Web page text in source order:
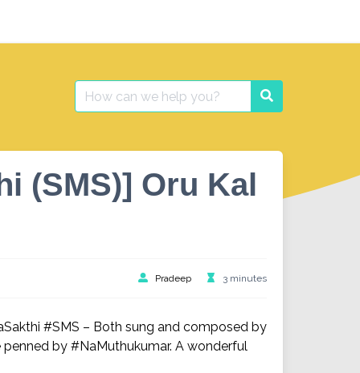
Search
for:
Search
(SMS)] Oru Kal
Pradeep 3 minutes
#SMS – Both sung and composed by
by #NaMuthukumar. A wonderful